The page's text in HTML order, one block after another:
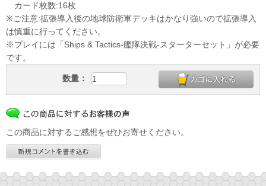
カード枚数:16枚
※ご注意:拡張導入後の地球防衛軍デッキはかなり強いので拡張導入
は慎重に行ってください。
※プレイには「Ships & Tactics-艦隊決戦-スターターセット」が必要
です。
数量：
この商品に対するご感想をぜひお寄せください。